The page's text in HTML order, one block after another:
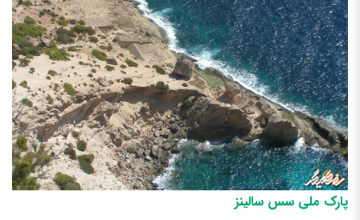
پارک ملی سس سالینز